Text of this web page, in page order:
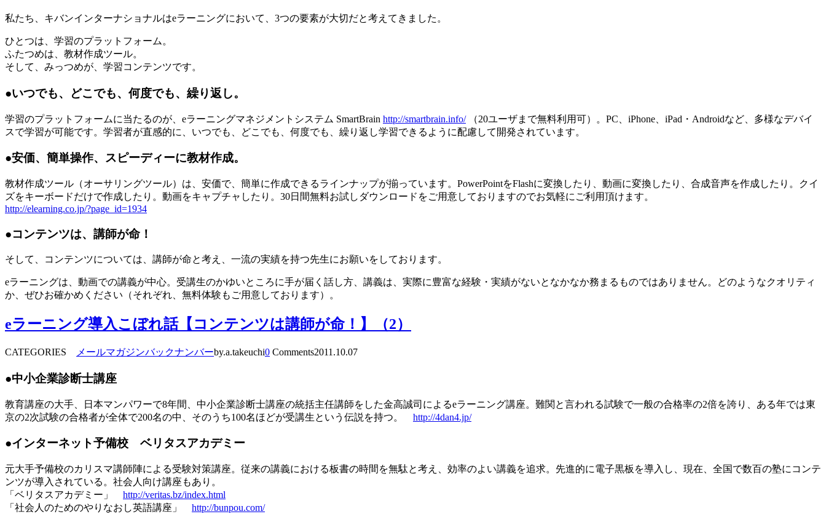
私たち、キバンインターナショナルはeラーニングにおいて、3つの要素が大切だと考えてきました。
ひとつは、学習のプラットフォーム。
ふたつめは、教材作成ツール。
そして、みっつめが、学習コンテンツです。
●いつでも、どこでも、何度でも、繰り返し。
学習のプラットフォームに当たるのが、eラーニングマネジメントシステム SmartBrain http://smartbrain.info/（20ユーザまで無料利用可）。PC、iPhone、iPad・Androidなど、多様なデバイ
スで学習が可能です。学習者が直感的に、いつでも、どこでも、何度でも、繰り返し学習できるように配慮して開発されています。
●安価、簡単操作、スピーディーに教材作成。
教材作成ツール（オーサリングツール）は、安価で、簡単に作成できるラインナップが揃っています。PowerPointをFlashに変換したり、動画に変換したり、合成音声を作成したり。クイ
ズをキーボードだけで作成したり。動画をキャプチャしたり。30日間無料お試しダウンロードをご用意しておりますのでお気軽にご利用頂けます。
http://elearning.co.jp/?page_id=1934
●コンテンツは、講師が命！
そして、コンテンツについては、講師が命と考え、一流の実績を持つ先生にお願いをしております。
eラーニングは、動画での講義が中心。受講生のかゆいところに手が届く話し方、講義は、実際に豊富な経験・実績がないとなかなか務まるものではありません。どのようなクオリティ
か、ぜひお確かめください（それぞれ、無料体験もご用意しております）。
eラーニング導入こぼれ話【コンテンツは講師が命！】（2）
CATEGORIES メールマガジンバックナンバーby.a.takeuchi0 Comments2011.10.07
●中小企業診断士講座
教育講座の大手、日本マンパワーで8年間、中小企業診断士講座の統括主任講師をした金高誠司によるeラーニング講座。難関と言われる試験で一般の合格率の2倍を誇り、ある年では東
京の2次試験の合格者が全体で200名の中、そのうち100名ほどが受講生という伝説を持つ。 http://4dan4.jp/
●インターネット予備校 ベリタスアカデミー
元大手予備校のカリスマ講師陣による受験対策講座。従来の講義における板書の時間を無駄と考え、効率のよい講義を追求。先進的に電子黒板を導入し、現在、全国で数百の塾にコンテ
ンツが導入されている。社会人向け講座もあり。
「ベリタスアカデミー」 http://veritas.bz/index.html
「社会人のためのやりなおし英語講座」 http://bunpou.com/